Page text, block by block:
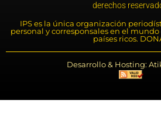
derechos
IPS es la única organización
personal y corresponsales en el
países ricos.
Desarrollo & Hosting: